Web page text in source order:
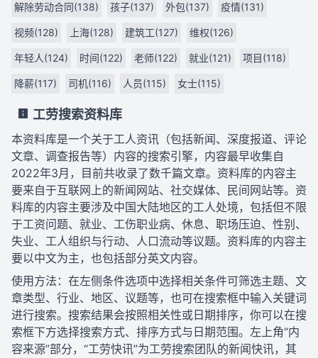
解除劳动合同(138) 孩子(137) 外包(137) 疫情(131)
视频(128) 上海(128) 建筑工(127) 维权(126)
年轻人(124) 时间(122) 老师(122) 就业(121) 项目(118)
降薪(117) 司机(116) 人员(115) 女士(115)
工劳搜索资料库
本资料库是一个关于工人资讯（包括新闻、深度报道、评论
文章、调查报告等）内容的搜索引擎，内容最早收集自
2022年3月，目前共收录了数千篇文章。资料库的内容主
要来自于互联网上的新闻网站、社交媒体、民间网站等。资
料库的内容主要涉及中国大陆地区的工人处境，包括但不限
于工资问题、就业、工伤职业病、休息、职场压迫、性别、
失业、工人组织与行动、人口流动等议题。资料库的内容主
要以中文为主，也包括部分英文内容。
使用方法：在左侧条件选项中选择相关条件可筛选主题、文
章类型、行业、地区、议题等，也可在搜索框中输入关键词
进行搜索。搜索结果会按照相关性或日期排序，你可以在搜
索框下方选择搜索方式、排序方式与日期范围。左上角“内
容来源”部分，“工劳快讯”为工劳搜索团队的新闻快讯，其